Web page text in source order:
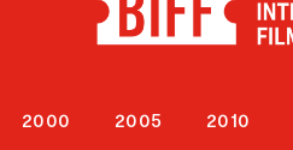
2000
2005
2010